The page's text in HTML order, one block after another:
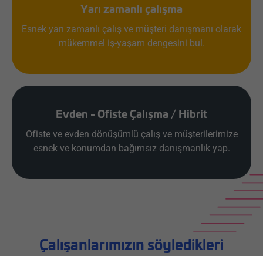
Yarı zamanlı çalışma
Esnek yarı zamanlı çalış ve müşteri danışmanı olarak
mükemmel iş-yaşam dengesini bul.
Evden - Ofiste Çalışma / Hibrit
Ofiste ve evden dönüşümlü çalış ve müşterilerimize
esnek ve konumdan bağımsız danışmanlık yap.
Çalışanlarımızın söyledikleri